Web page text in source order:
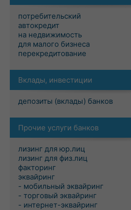
потребительский
автокредит
на недвижимость
для малого бизнеса
перекредитование
Вклады, инвестиции
депозиты (вклады) банков
Прочие услуги банков
лизинг для юр.лиц
лизинг для физ.лиц
факторинг
эквайринг
- мобильный эквайринг
- торговый эквайринг
- интернет-эквайринг